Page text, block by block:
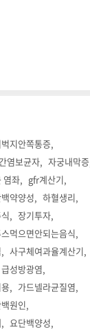
지안쪽통증
염보균자
자궁내막증
염좌
gfr계산기
약양성
하혈생리
장기투자
먹으면안되는음식
사구체여과율계산기
급성방광염
가드넬라균질염
원인
요단백양성